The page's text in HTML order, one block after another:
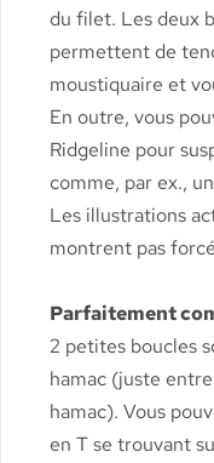
du filet. Les deux
permettent de
moustiquaire et
En outre, vous
Ridgeline pour
comme, par ex.,
Les illustrations
montrent pas
Parfaitement
2 petites boucles
hamac (juste
hamac). Vous
en T se trouvant